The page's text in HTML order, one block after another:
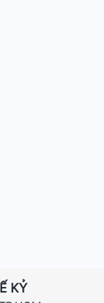
KỶ